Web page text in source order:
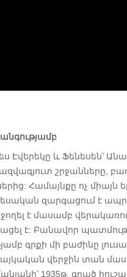
Էվերեկը և Ֆենեսեն՝
շրջանները,
Համայնքը ոչ միայն
զարգացում է
է մասամբ
է: Բանավոր
գրքի մի բաժինը
վերջին տան
1935թ. գրած